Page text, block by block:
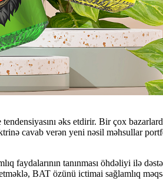
əks etdirir. Bir çox
cavab verən yeni nəsil məhsullar
faydalarının tanınması öhdəliyi ilə
BAT özünü ictimai sağlamlıq